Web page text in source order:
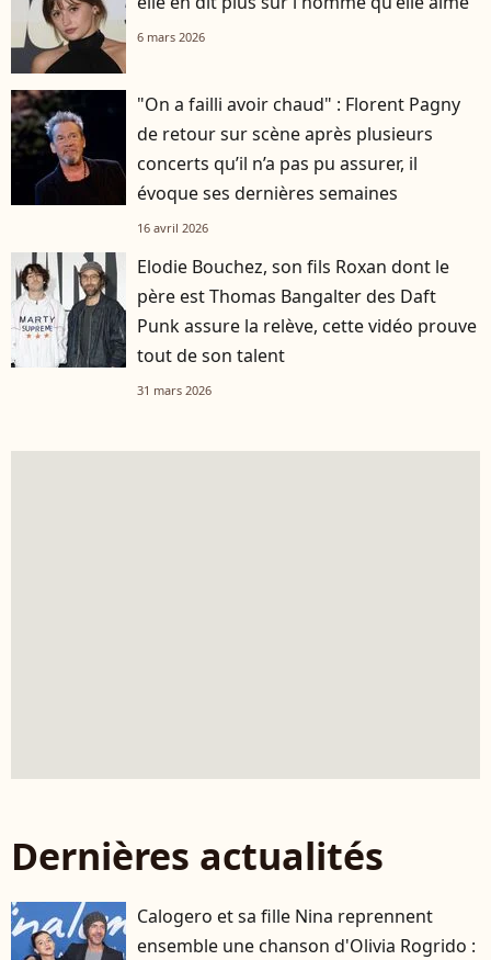
6 mars 2026
"On a failli avoir chaud" : Florent Pagny
de retour sur scène après plusieurs
concerts qu’il n’a pas pu assurer, il
évoque ses dernières semaines
16 avril 2026
Elodie Bouchez, son fils Roxan dont le
père est Thomas Bangalter des Daft
Punk assure la relève, cette vidéo prouve
tout de son talent
31 mars 2026
Dernières actualités
Calogero et sa fille Nina reprennent
ensemble une chanson d'Olivia Rogrido :